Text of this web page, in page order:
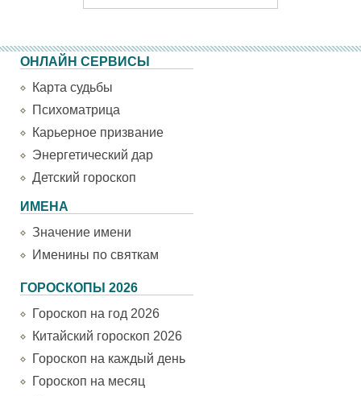
ОНЛАЙН СЕРВИСЫ
Карта судьбы
Психоматрица
Карьерное призвание
Энергетический дар
Детский гороскоп
ИМЕНА
Значение имени
Именины по святкам
ГОРОСКОПЫ 2026
Гороскоп на год 2026
Китайский гороскоп 2026
Гороскоп на каждый день
Гороскоп на месяц